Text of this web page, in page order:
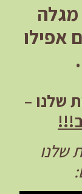
אפילו
שלנו